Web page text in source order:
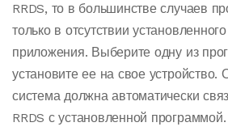
RRDS, то в большинстве случаев
только в отсутствии
приложения. Выберите одну из
установите ее на свое устройство.
система должна автоматически
RRDS с установленной